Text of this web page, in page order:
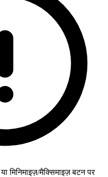
मिनिमाइज़/मैक्सिमाइज़ बटन पर